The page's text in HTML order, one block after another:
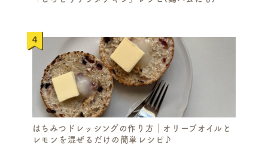
はちみつドレッシングの作り方｜オリーブオイルと
レモンを混ぜるだけの簡単レシピ♪